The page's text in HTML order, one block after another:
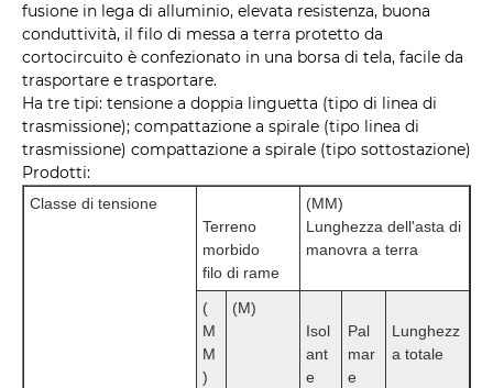
fusione in lega di alluminio, elevata resistenza, buona
conduttività, il filo di messa a terra protetto da
cortocircuito è confezionato in una borsa di tela, facile da
trasportare e trasportare.
Ha tre tipi: tensione a doppia linguetta (tipo di linea di
trasmissione); compattazione a spirale (tipo linea di
trasmissione) compattazione a spirale (tipo sottostazione)
Prodotti:
Classe di tensione
Terreno
morbido
filo di rame
(MM)
Lunghezza dell'asta di
manovra a terra
(
M
M
)
(M)
Isol
ant
e
Pal
mar
e
Lunghezz
a totale